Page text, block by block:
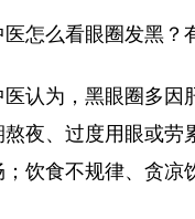
医怎么看眼圈发黑？
医认为，黑眼圈多因
夜、过度用眼或劳
饮食不规律、贪凉